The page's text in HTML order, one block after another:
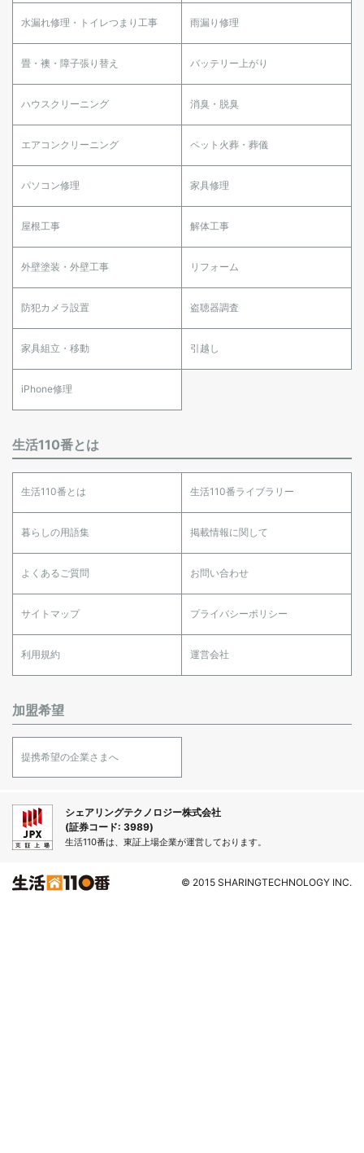
水漏れ修理・トイレつまり工事 雨漏り修理
畳・襖・障子張り替え バッテリー上がり
ハウスクリーニング 消臭・脱臭
エアコンクリーニング ペット火葬・葬儀
パソコン修理 家具修理
屋根工事 解体工事
外壁塗装・外壁工事 リフォーム
防犯カメラ設置 盗聴器調査
家具組立・移動 引越し
iPhone修理
生活110番とは
生活110番とは 生活110番ライブラリー
暮らしの用語集 掲載情報に関して
よくあるご質問 お問い合わせ
サイトマップ プライバシーポリシー
利用規約 運営会社
加盟希望
提携希望の企業さまへ
シェアリングテクノロジー株式会社
(証券コード: 3989)
生活110番は、東証上場企業が運営しております。
© 2015 SHARINGTECHNOLOGY INC.